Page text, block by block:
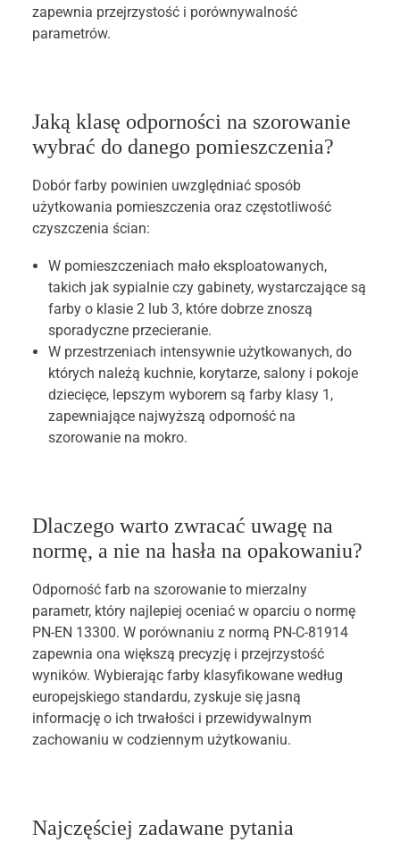
zapewnia przejrzystość i porównywalność
parametrów.
Jaką klasę odporności na szorowanie
wybrać do danego pomieszczenia?
Dobór farby powinien uwzględniać sposób
użytkowania pomieszczenia oraz częstotliwość
czyszczenia ścian:
W pomieszczeniach mało eksploatowanych,
takich jak sypialnie czy gabinety, wystarczające są
farby o klasie 2 lub 3, które dobrze znoszą
sporadyczne przecieranie.
W przestrzeniach intensywnie użytkowanych, do
których należą kuchnie, korytarze, salony i pokoje
dziecięce, lepszym wyborem są farby klasy 1,
zapewniające najwyższą odporność na
szorowanie na mokro.
Dlaczego warto zwracać uwagę na
normę, a nie na hasła na opakowaniu?
Odporność farb na szorowanie to mierzalny
parametr, który najlepiej oceniać w oparciu o normę
PN-EN 13300. W porównaniu z normą PN-C-81914
zapewnia ona większą precyzję i przejrzystość
wyników. Wybierając farby klasyfikowane według
europejskiego standardu, zyskuje się jasną
informację o ich trwałości i przewidywalnym
zachowaniu w codziennym użytkowaniu.
Najczęściej zadawane pytania